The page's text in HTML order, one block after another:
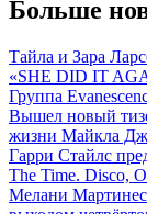
Больше
Тайла и Зара
«SHE DID IT
Группа
Вышел новый
жизни Майкла
Гарри Стайлс
The Time. Disco,
Мелани Мартинес